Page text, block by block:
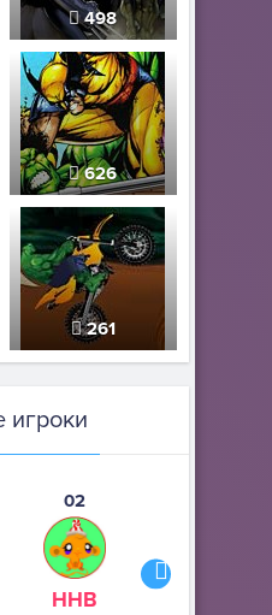
498
626
261
02
ННВ